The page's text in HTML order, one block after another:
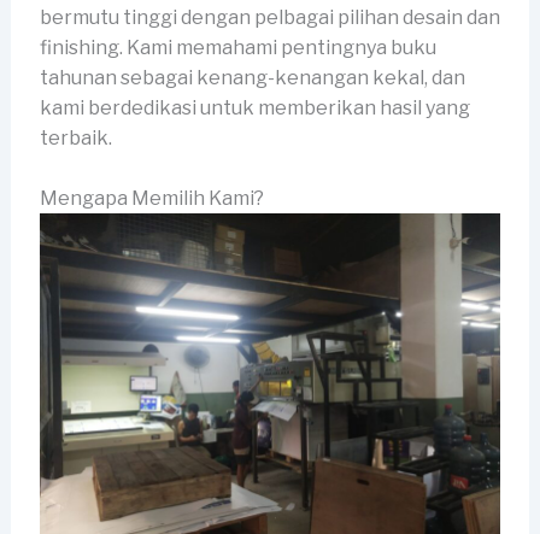
bermutu tinggi dengan pelbagai pilihan desain dan
finishing. Kami memahami pentingnya buku
tahunan sebagai kenang-kenangan kekal, dan
kami berdedikasi untuk memberikan hasil yang
terbaik.
Mengapa Memilih Kami?